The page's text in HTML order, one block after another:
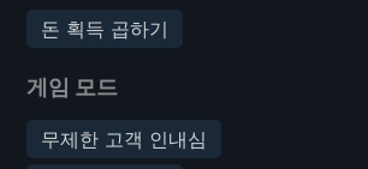
돈 획득 곱하기
게임 모드
무제한 고객 인내심